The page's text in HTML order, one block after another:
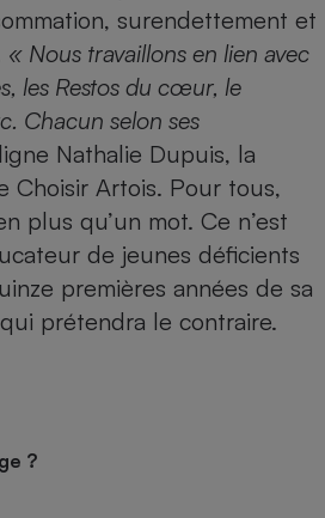
surendettement et
« Nous travaillons en lien avec
les Restos du cœur, le
Chacun selon ses
Nathalie ­Dupuis, la
Choisir Artois. Pour tous,
plus qu’un mot. Ce n’est
de jeunes déficients
premières années de sa
prétendra le contraire.
?
Cafetière à expressos